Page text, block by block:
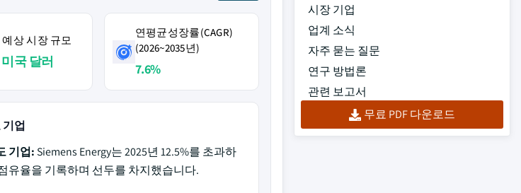
예상 시장 규모
국 달러
연평균성장률(CAGR)
(2026~2035년)
7.6%
기업
기업:Siemens Energy는 2025년 12.5%를 초과하
유율을 기록하며 선두를 차지했습니다.
시장 기업
업계 소식
자주 묻는 질문
연구 방법론
관련 보고서
무료 PDF 다운로드